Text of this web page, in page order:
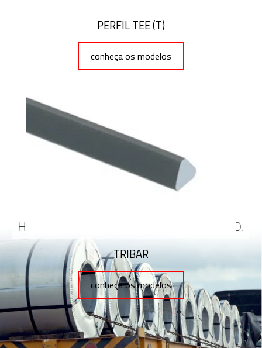
PERFIL TEE (T)
conheça os modelos
TRIBAR
conheça os modelos